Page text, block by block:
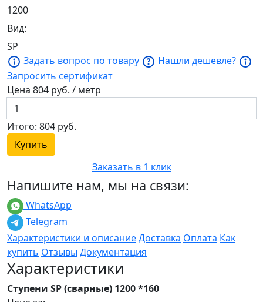
1200
Вид:
SP
Задать вопрос по товару
Нашли дешевле?
Запросить сертификат
Цена 804 руб. / метр
Итого: 804 руб.
Купить
Заказать в 1 клик
Напишите нам, мы на связи:
WhatsApp
Telegram
Характеристики и описаниеДоставка Оплата Как
купить Отзывы Документация
Характеристики
Ступени SP (сварные) 1200 *160